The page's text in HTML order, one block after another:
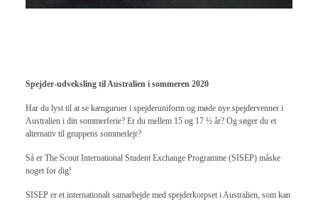
Spejder-udveksling til Australien i sommeren 2020
Har du lyst til at se kænguruer i spejderuniform og møde nye spejdervenner i
Australien i din sommerferie? Er du mellem 15 og 17 ½ år? Og søger du et
alternativ til gruppens sommerlejr?
Så er The Scout International Student Exchange Programme (SISEP) måske
noget for dig!
SISEP er et internationalt samarbejde med spejderkorpset i Australien, som kan